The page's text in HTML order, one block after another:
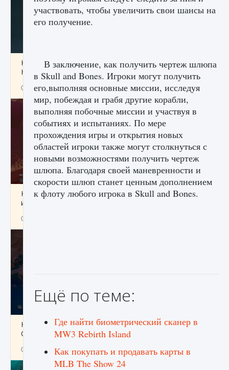
Как проверить статус сервера Delta Force
Hawk Ops
9 августа 2024 1 286 0 0
Как приручить существ джунглей Нари в
игре Creatures of Ava
Как разблокировать заклинание Крист в
Creatures of Ava
9 августа 2024 1 393 0 0
участвовать, чтобы увеличить свои шансы на
его получение.
В заключение, как получить чертеж шлюпа
в Skull and Bones. Игроки могут получить
его,выполняя основные миссии, исследуя
мир, побеждая и грабя другие корабли,
выполняя побочные миссии и участвуя в
событиях и испытаниях. По мере
прохождения игры и открытия новых
областей игроки также могут столкнуться с
новыми возможностями получить чертеж
шлюпа. Благодаря своей маневренности и
скорости шлюп станет ценным дополнением
к флоту любого игрока в Skull and Bones.
Ещё по теме:
Где найти биометрический сканер в
MW3 Rebirth Island
Как покупать и продавать карты в
MLB The Show 24